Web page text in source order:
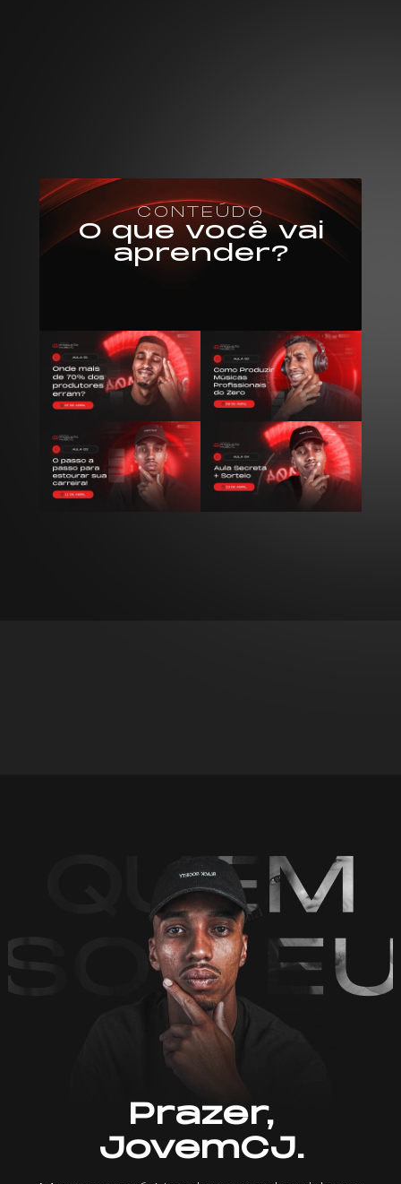
CONTEÚDO
O que você vai
aprender?
Prazer,
JovemCJ.